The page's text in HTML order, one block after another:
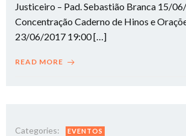
Justiceiro – Pad. Sebastião Branca 15/
Concentração Caderno de Hinos e
23/06/2017 19:00 […]
READ MORE
Categories: EVENTOS